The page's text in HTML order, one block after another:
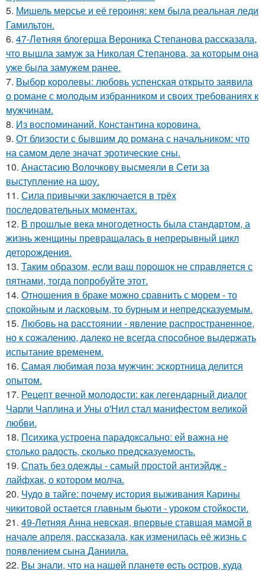
5. Мишель мерсье и её героиня: кем была реальная леди
Гамильтон.
6. 47-Лeтняя блoгерша Вероника Степанова рассказала,
что вышла замуж за Николая Степанова, за которым она
уже была замужем ранее.
7. Выбор королевы: любовь успенская открыто заявила
о романе с молодым избранником и своих требованиях к
мужчинам.
8. Из воспоминаний. Константина коровина.
9. От близости с бывшим до романа с начальником: что
на самом деле значат эротические сны.
10. Анастасию Волочкову высмеяли в Сети за
выступление на шоу.
11. Сила привычки заключается в трёх
последовательных моментах.
12. В прошлые века многодетность была стандартом, а
жизнь женщины превращалась в непрерывный цикл
деторождения.
13. Таким образом, если ваш порошок не справляется с
пятнами, тогда попробуйте этот.
14. Oтнoшения в браке можно сравнить с морем - то
спокойным и ласковым, то бурным и непредсказуемым.
15. Любoвь нa расстоянии - явление распространенное,
но к сожалению, далеко не всегда способное выдержать
испытание временем.
16. Самая любимая поза мужчин: эскортница делится
опытом.
17. Рецепт вечной молодости: как легендарный диалог
Чарли Чаплина и Уны о'Нил стал манифестом великой
любви.
18. Психика устроена парадоксально: ей важна не
столько радость, сколько предсказуемость.
19. Спать без одежды - самый простой антиэйдж -
лайфхак, о котором молча.
20. Чудо в тайге: почему история выживания Карины
чикитовой остается главным бьюти - уроком стойкости.
21. 49-Летняя Анна невская, впервые ставшая мамой в
начале апреля, рассказала, как изменилась её жизнь с
появлением сына Даниила.
22. Вы знали, чтo на нашeй планeтe ecть ocтрoв, куда